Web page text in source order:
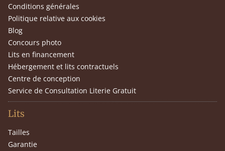
Conditions générales
Politique relative aux cookies
Blog
Concours photo
Lits en financement
Hébergement et lits contractuels
Centre de conception
Service de Consultation Literie Gratuit
Lits
Tailles
Garantie